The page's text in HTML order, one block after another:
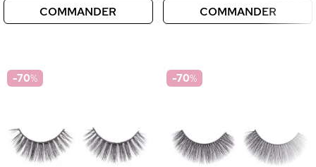
COMMANDER COMMANDER
-70% -70%